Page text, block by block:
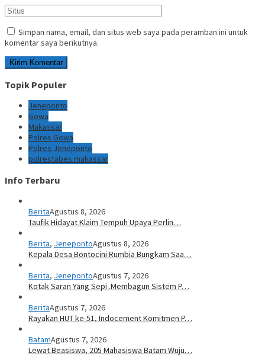
Simpan nama, email, dan situs web saya pada peramban ini untuk
komentar saya berikutnya.
Topik Populer
Jeneponto
Gowa
Makassar
Polres Gowa
Polres Jeneponto
polrestabes makassar
Info Terbaru
BeritaAgustus 8, 2026
Taufik Hidayat Klaim Tempuh Upaya Perlin…
Berita, JenepontoAgustus 8, 2026
Kepala Desa Bontocini Rumbia Bungkam Saa…
Berita, JenepontoAgustus 7, 2026
Kotak Saran Yang Sepi .Membagun Sistem P…
BeritaAgustus 7, 2026
Rayakan HUT ke-51, Indocement Komitmen P…
BatamAgustus 7, 2026
Lewat Beasiswa, 205 Mahasiswa Batam Wuju…